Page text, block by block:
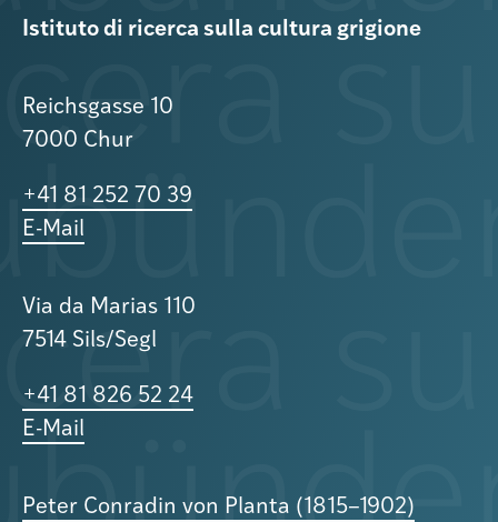
Istituto di ricerca sulla cultura grigione
Reichsgasse 10
7000 Chur
+41 81 252 70 39
E-Mail
Via da Marias 110
7514 Sils/Segl
+41 81 826 52 24
E-Mail
Peter Conradin von Planta (1815–1902)